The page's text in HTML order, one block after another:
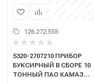
126.272.555
5320-2707210 ПРИБОР
БУКСИРНЫЙ В СБОРЕ 10
ТОННЫЙ ПАО КАМАЗ